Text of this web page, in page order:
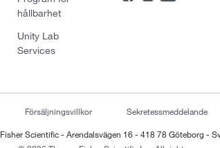
hållbarhet
Unity Lab
Services
Försäljningsvillkor Sekretessmeddelande
Fisher Scientific - Arendalsvägen 16 - 418 78 Göteborg -